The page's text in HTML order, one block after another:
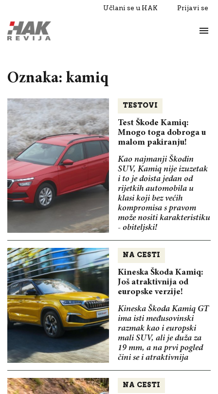
Učlani se u HAK Prijavi se
Razgovori
Oznaka: kamiq
TESTOVI
Test Škode Kamiq:
Mnogo toga dobroga u
malom pakiranju!
Kao najmanji Škodin
SUV, Kamiq nije izuzetak
i to je doista jedan od
rijetkih automobila u
klasi koji bez većih
kompromisa s pravom
može nositi karakteristiku
- obiteljski!
NA CESTI
Kineska Škoda Kamiq:
Još atraktivnija od
europske verzije!
Kineska Škoda Kamiq GT
ima isti međusovinski
razmak kao i europski
mali SUV, ali je duža za
19 mm, a na prvi pogled
čini se i atraktivnija
NA CESTI